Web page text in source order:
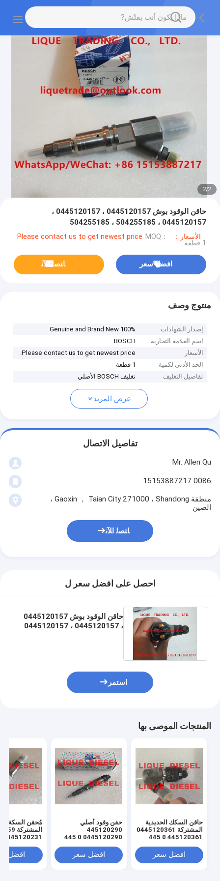
2
/
2
حاقن الوقود بوش 0445120157 ، 0445120157 ،
0445120157 ، 504255185 ، 504255185
الأسعار：Please contact us to get newest price. MOQ：
1 قطعة
افضل سعر ﺎﺘﺼﻟ ﺍﻶﻧ
منتوج وصف
إصدار الشهادات
100% Genuine and Brand New
اسم العلامة التجارية
BOSCH
الأسعار
Please contact us to get newest price.
الحد الأدنى لكمية
1 قطعة
تفاصيل التغليف
تغليف BOSCH الأصلي
عرض المزيد
تفاصيل الاتصال
Mr. Allen Qu
0086 15153887217
منطقة Gaoxin ， Taian City 271000 ، Shandong ،
الصين
ﺎﺘﺼﻟ ﺍﻶﻧ
احصل على افضل سعر ل
حاقن الوقود بوش 0445120157
، 0445120157 ، 0445120157
استمر
المنتجات الموصى بها
حاقن السكك الحديدية
المشتركة 0445120361
445120361 0 445
افضل سعر
حقن وقود أصلي
445120290
0445120290 0 445
1112100A-A38
L47001112100AA38
افضل سعر
مُحقن السكة
231 لـ
3976372 5263262
افضل